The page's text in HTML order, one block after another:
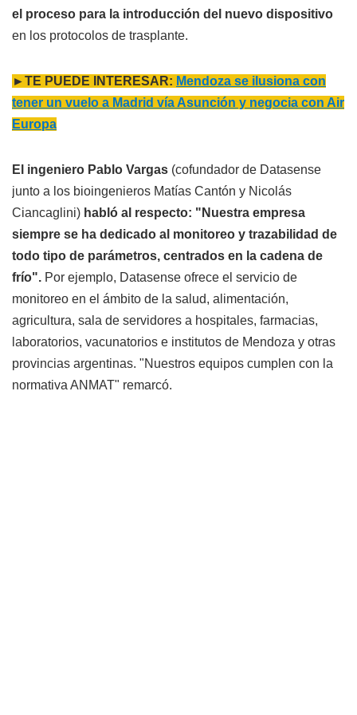
el proceso para la introducción del nuevo dispositivo
en los protocolos de trasplante.
►TE PUEDE INTERESAR: Mendoza se ilusiona con
tener un vuelo a Madrid vía Asunción y negocia con Air
Europa
El ingeniero Pablo Vargas (cofundador de Datasense
junto a los bioingenieros Matías Cantón y Nicolás
Ciancaglini) habló al respecto: "Nuestra empresa
siempre se ha dedicado al monitoreo y trazabilidad de
todo tipo de parámetros, centrados en la cadena de
frío". Por ejemplo, Datasense ofrece el servicio de
monitoreo en el ámbito de la salud, alimentación,
agricultura, sala de servidores a hospitales, farmacias,
laboratorios, vacunatorios e institutos de Mendoza y otras
provincias argentinas. "Nuestros equipos cumplen con la
normativa ANMAT" remarcó.